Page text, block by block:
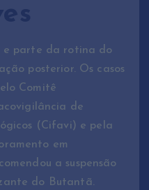
e parte da rotina do
posterior. Os casos
Comitê
de
(Cifavi) e pela
em
a suspensão
do Butantã.